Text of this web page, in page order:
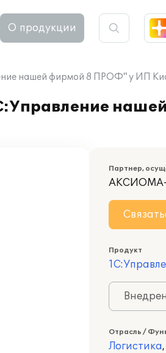
О продукции
нашей фирмой 8 ПРОФ" у ИП
Партнер,
Продукт
Отрасль /
Логистика,